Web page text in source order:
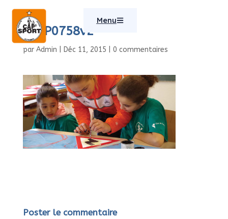
Menu
IMGP0758v2
par Admin Déc 11, 2015 0 commentaires
Poster le commentaire